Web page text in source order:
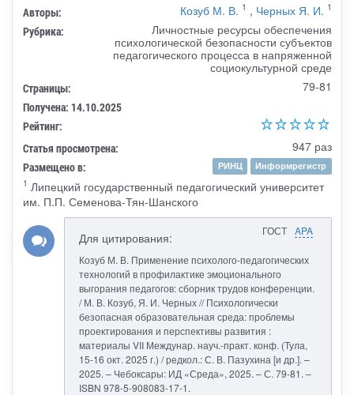
Авторы: Козуб М. В. 1 , Черных Я. И. 1
Рубрика:
Личностные ресурсы обеспечения
психологической безопасности субъектов
педагогического процесса в напряженной
социокультурной среде
Страницы: 79-81
Получена: 14.10.2025
Рейтинг:
Статья просмотрена:
947 раз
Размещено в: РИНЦ
Информрегистр
1 Липецкий государственный педагогический университет
им. П.П. Семенова-Тян-Шанского
ГОСТ APA
Для цитирования:
Козуб М. В. Применение психолого-педагогических
технологий в профилактике эмоционального
выгорания педагогов: сборник трудов конференции.
/ М. В. Козуб, Я. И. Черных // Психологически
безопасная образовательная среда: проблемы
проектирования и перспективы развития :
материалы VII Междунар. науч.-практ. конф. (Тула,
15-16 окт. 2025 г.) / редкол.: С. В. Пазухина [и др.]. –
2025. – Чебоксары: ИД «Среда», 2025. – С. 79-81. –
ISBN 978-5-908083-17-1.